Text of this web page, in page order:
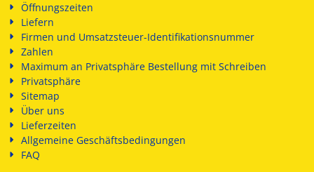
Öffnungszeiten
Liefern
Firmen und Umsatzsteuer-Identifikationsnummer
Zahlen
Maximum an Privatsphäre Bestellung mit Schreiben
Privatsphäre
Sitemap
Über uns
Lieferzeiten
Allgemeine Geschäftsbedingungen
FAQ